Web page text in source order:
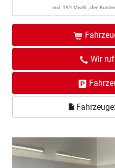
incl. 19% MwSt., den
Wir